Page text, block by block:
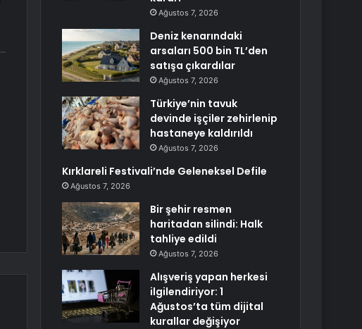
Ağustos 7, 2026
Deniz kenarındaki
arsaları 500 bin TL’den
satışa çıkardılar
Ağustos 7, 2026
Türkiye’nin tavuk
devinde işçiler zehirlenip
hastaneye kaldırıldı
Ağustos 7, 2026
Kırklareli Festivali’nde Geleneksel Defile
Ağustos 7, 2026
Bir şehir resmen
haritadan silindi: Halk
tahliye edildi
Ağustos 7, 2026
Alışveriş yapan herkesi
ilgilendiriyor: 1
Ağustos’ta tüm dijital
kurallar değişiyor